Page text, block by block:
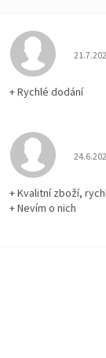
+ Rychlé dodání
+ Kvalitní zboží,
+ Nevím o nich